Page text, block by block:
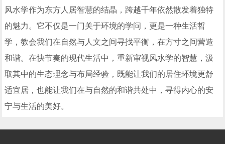
风水学作为东方人居智慧的结晶，跨越千年依然散发着独特
的魅力。它不仅是一门关于环境的学问，更是一种生活哲
学，教会我们在自然与人文之间寻找平衡，在方寸之间营造
和谐。在快节奏的现代生活中，重新审视风水学的智慧，汲
取其中的生态理念与布局经验，既能让我们的居住环境更舒
适宜居，也能让我们在与自然的和谐共处中，寻得内心的安
宁与生活的美好。